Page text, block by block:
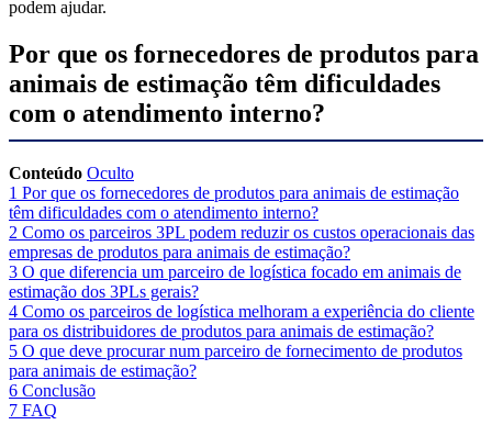
podem ajudar.
Por que os fornecedores de produtos para
animais de estimação têm dificuldades
com o atendimento interno?
Conteúdo Oculto
1 Por que os fornecedores de produtos para animais de estimação
têm dificuldades com o atendimento interno?
2 Como os parceiros 3PL podem reduzir os custos operacionais das
empresas de produtos para animais de estimação?
3 O que diferencia um parceiro de logística focado em animais de
estimação dos 3PLs gerais?
4 Como os parceiros de logística melhoram a experiência do cliente
para os distribuidores de produtos para animais de estimação?
5 O que deve procurar num parceiro de fornecimento de produtos
para animais de estimação?
6 Conclusão
7 FAQ